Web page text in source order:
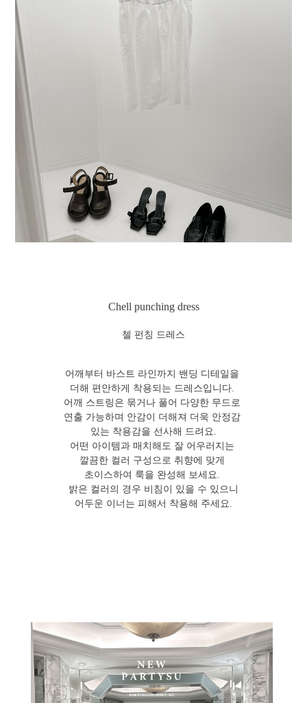
Chell punching dress
첼 펀칭 드레스
어깨부터 바스트 라인까지 밴딩 디테일을
더해 편안하게 착용되는 드레스입니다.
어깨 스트링은 묶거나 풀어 다양한 무드로
연출 가능하며 안감이 더해져 더욱 안정감
있는 착용감을 선사해 드려요.
어떤 아이템과 매치해도 잘 어우러지는
깔끔한 컬러 구성으로 취향에 맞게
초이스하여 룩을 완성해 보세요.
밝은 컬러의 경우 비침이 있을 수 있으니
어두운 이너는 피해서 착용해 주세요.